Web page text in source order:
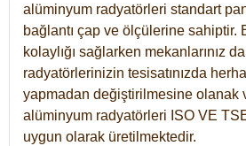
alüminyum radyatörleri standart
bağlantı çap ve ölçülerine sahiptir.
kolaylığı sağlarken mekanlarınız
radyatörlerinizin tesisatınızda
yapmadan değiştirilmesine olanak
alüminyum radyatörleri ISO VE
uygun olarak üretilmektedir.